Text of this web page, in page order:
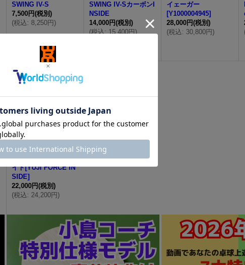
SWING IV-S
7,500円(税別)
(税込: 8,250円)
SWING IV-SカーボンI
NSIDE
14,000円(税別)
(税込: 15,400円)
イェーガー
[Y1000004945]
28,000円(税別)
(税込: 30,800円)
ユージフォースインサ
イド[YUJI FORCE IN
SIDE]
22,000円(税別)
(税込: 24,200円)